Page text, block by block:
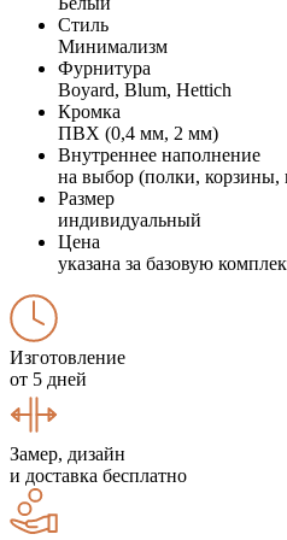
Стиль
Минимализм
Фурнитура
Boyard, Blum, Hettich
Кромка
ПВХ (0,4 мм, 2 мм)
Внутреннее наполнение
на выбор (полки, корзины,
Размер
индивидуальный
Цена
указана за базовую
Изготовление
от 5 дней
Замер, дизайн
и доставка бесплатно